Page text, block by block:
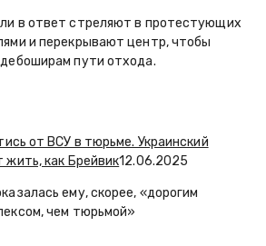
в ответ стреляют в протестующих
и перекрывают центр, чтобы
пути отхода.
от ВСУ в тюрьме. Украинский
жить, как Брейвик12.06.2025
ему, скорее, «дорогим
чем тюрьмой»